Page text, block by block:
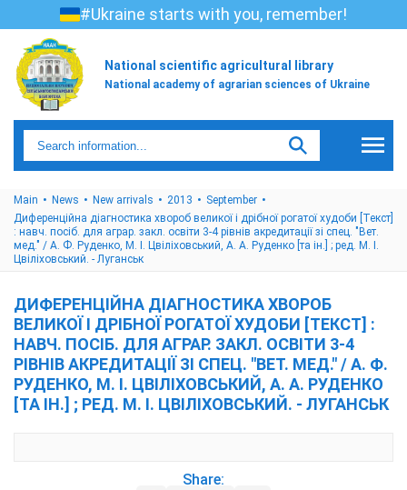
#Ukraine starts with you, remember!
National scientific agricultural library
National academy of agrarian sciences of Ukraine
Main News New arrivals 2013
September
Диференційна діагностика хвороб великої і дрібної рогатої худоби [Текст]
: навч. посіб. для аграр. закл. освіти 3-4 рівнів акредитації зі спец. "Вет.
мед." / А. Ф. Руденко, М. І. Цвіліховський, А. А. Руденко [та ін.] ; ред. М. І.
Цвіліховський. - Луганськ
ДИФЕРЕНЦІЙНА ДІАГНОСТИКА ХВОРОБ
ВЕЛИКОЇ І ДРІБНОЇ РОГАТОЇ ХУДОБИ [ТЕКСТ] :
НАВЧ. ПОСІБ. ДЛЯ АГРАР. ЗАКЛ. ОСВІТИ 3-4
РІВНІВ АКРЕДИТАЦІЇ ЗІ СПЕЦ. "ВЕТ. МЕД." / А. Ф.
РУДЕНКО, М. І. ЦВІЛІХОВСЬКИЙ, А. А. РУДЕНКО
[ТА ІН.] ; РЕД. М. І. ЦВІЛІХОВСЬКИЙ. - ЛУГАНСЬК
Share: